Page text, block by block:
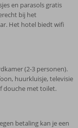
en parasols gratis
bij het
Het hotel biedt wifi
(2-3 personen).
huurkluisje, televisie
douche met toilet.
betaling kan je een